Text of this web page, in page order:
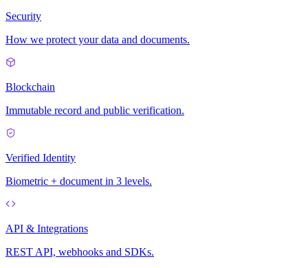
Security
How we protect your data and documents.
Blockchain
Immutable record and public verification.
Verified Identity
Biometric + document in 3 levels.
API & Integrations
REST API, webhooks and SDKs.